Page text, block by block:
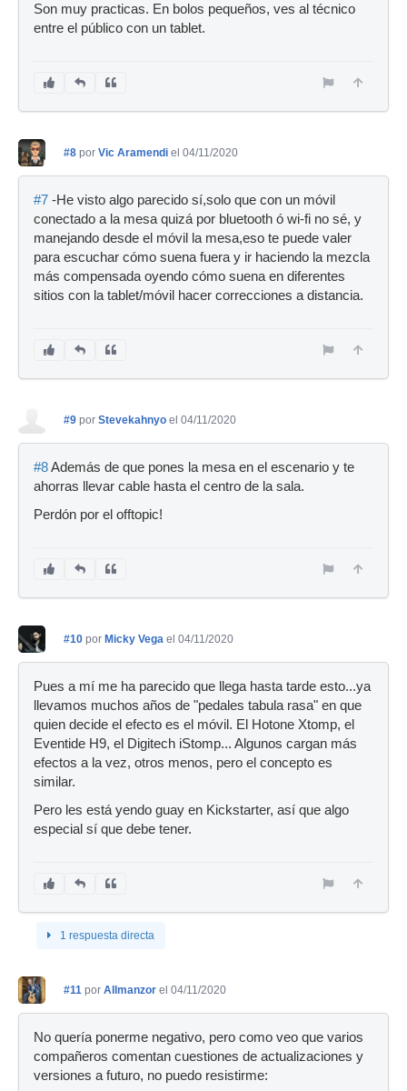
Son muy practicas. En bolos pequeños, ves al técnico
entre el público con un tablet.
#8 por Vic Aramendi el 04/11/2020
#7 -He visto algo parecido sí,solo que con un móvil
conectado a la mesa quizá por bluetooth ó wi-fi no sé, y
manejando desde el móvil la mesa,eso te puede valer
para escuchar cómo suena fuera y ir haciendo la mezcla
más compensada oyendo cómo suena en diferentes
sitios con la tablet/móvil hacer correcciones a distancia.
#9 por Stevekahnyo el 04/11/2020
#8Además de que pones la mesa en el escenario y te
ahorras llevar cable hasta el centro de la sala.
Perdón por el offtopic!
#10 por Micky Vega el 04/11/2020
Pues a mí me ha parecido que llega hasta tarde esto...ya
llevamos muchos años de "pedales tabula rasa" en que
quien decide el efecto es el móvil. El Hotone Xtomp, el
Eventide H9, el Digitech iStomp... Algunos cargan más
efectos a la vez, otros menos, pero el concepto es
similar.
Pero les está yendo guay en Kickstarter, así que algo
especial sí que debe tener.
1 respuesta directa
#11 por Allmanzor el 04/11/2020
No quería ponerme negativo, pero como veo que varios
compañeros comentan cuestiones de actualizaciones y
versiones a futuro, no puedo resistirme: